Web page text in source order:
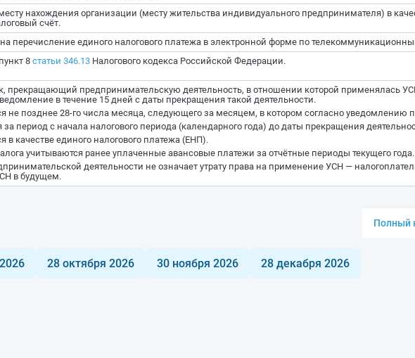
нахождения организации (месту жительства индивидуального предпринимателя) в
счёт.
перечисление единого налогового платежа в электронной форме по
8 статьи 346.13 Налогового кодекса Российской Федерации.
прекращающий предпринимательскую деятельность, в отношении которой применялась
в течение 15 дней с даты прекращения такой деятельности.
не позднее 28-го числа месяца, следующего за месяцем, в котором согласно уведомлению
за период с начала налогового периода (календарного года) до даты прекращения
в качестве единого налогового платежа (ЕНП).
учитываются ранее уплаченные авансовые платежи за отчётные периоды текущего года.
деятельности не означает утрату права на применение УСН —
в будущем.
Полный
28 октября 2026 30 ноября 2026 28 декабря 2026